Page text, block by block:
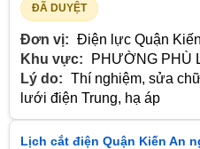
ĐÃ DUYỆT
Đơn vị: Điện lực Quận
Khu vực:
PHƯỜNG PHÙ
Lý do: Thí nghiệm, sửa
lưới điện Trung, hạ áp
Lịch cắt điện Quận Kiến An